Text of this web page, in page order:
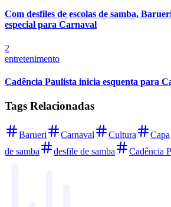
Com desfiles de escolas de samba,
especial para Carnaval
2
entretenimento
Cadência Paulista inicia esquenta para
Tags Relacionadas
Barueri Carnaval Cultura Capa
de samba
desfile de samba Cadência